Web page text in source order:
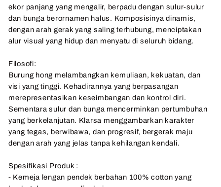
ekor panjang yang mengalir, berpadu dengan sulur-sulur
dan bunga berornamen halus. Komposisinya dinamis,
dengan arah gerak yang saling terhubung, menciptakan
alur visual yang hidup dan menyatu di seluruh bidang.
Filosofi:
Burung hong melambangkan kemuliaan, kekuatan, dan
visi yang tinggi. Kehadirannya yang berpasangan
merepresentasikan keseimbangan dan kontrol diri.
Sementara sulur dan bunga mencerminkan pertumbuhan
yang berkelanjutan. Klarsa menggambarkan karakter
yang tegas, berwibawa, dan progresif, bergerak maju
dengan arah yang jelas tanpa kehilangan kendali.
Spesifikasi Produk :
- Kemeja lengan pendek berbahan 100% cotton yang